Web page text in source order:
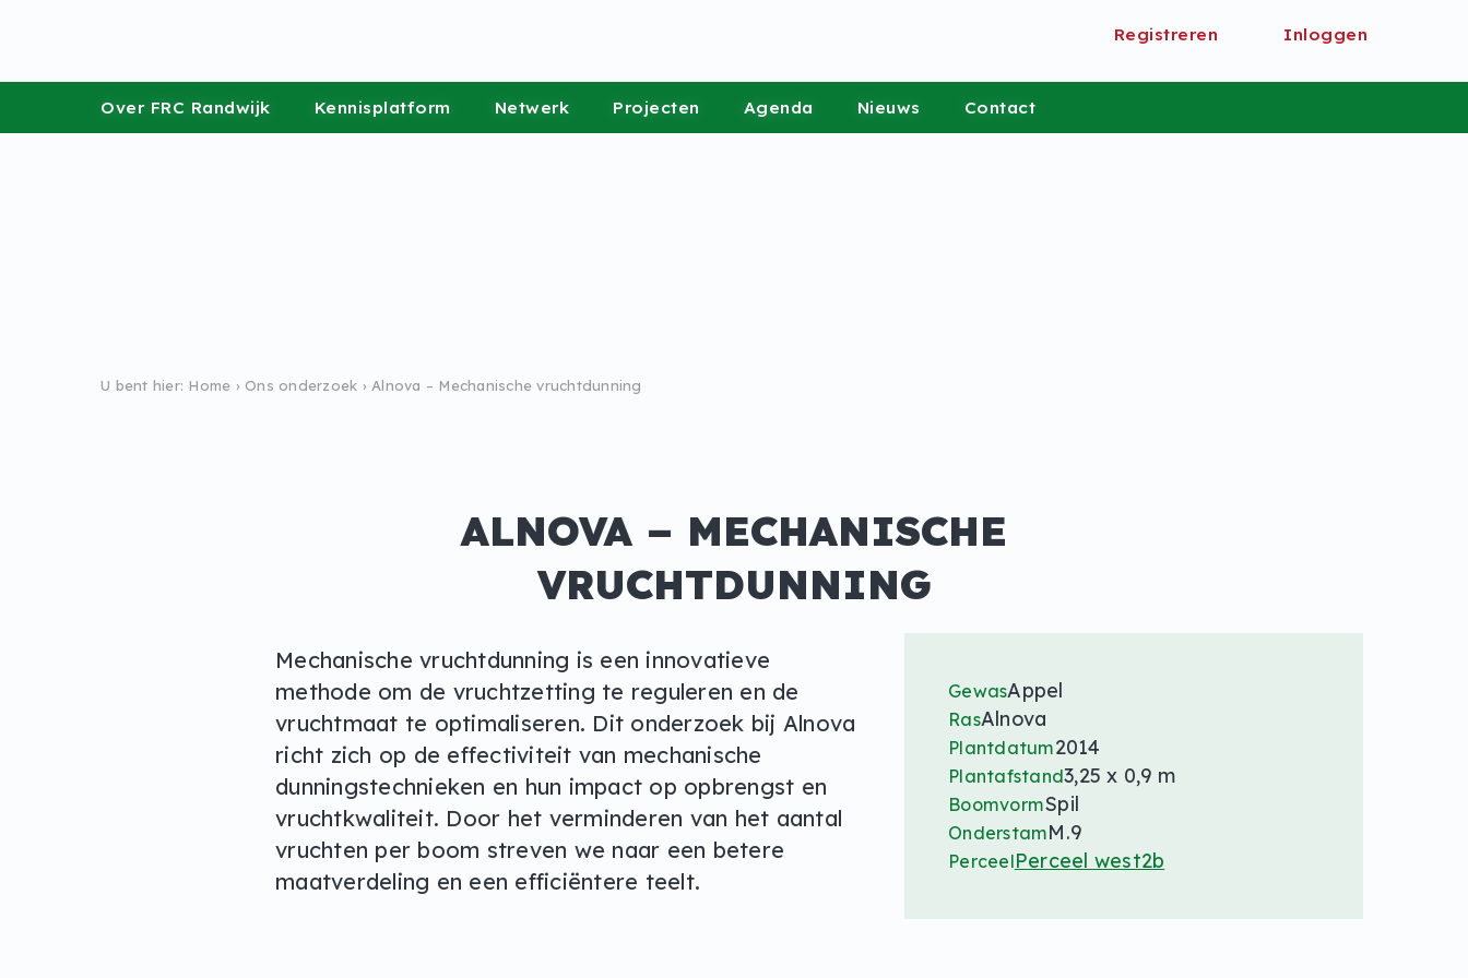
Registreren Inloggen
Over FRC Randwijk Kennis­platform Netwerk Projecten Agenda Nieuws Contact
U bent hier: Home › Ons onderzoek › Alnova – Mechanische vruchtdunning
ALNOVA – MECHANISCHE
VRUCHTDUNNING
GewasAppel
RasAlnova
Plantdatum2014
Plantafstand3,25 x 0,9 m
BoomvormSpil
OnderstamM.9
PerceelPerceel west2b
Mechanische vruchtdunning is een innovatieve
methode om de vruchtzetting te reguleren en de
vruchtmaat te optimaliseren. Dit onderzoek bij Alnova
richt zich op de effectiviteit van mechanische
dunningstechnieken en hun impact op opbrengst en
vruchtkwaliteit. Door het verminderen van het aantal
vruchten per boom streven we naar een betere
maatverdeling en een efficiëntere teelt.